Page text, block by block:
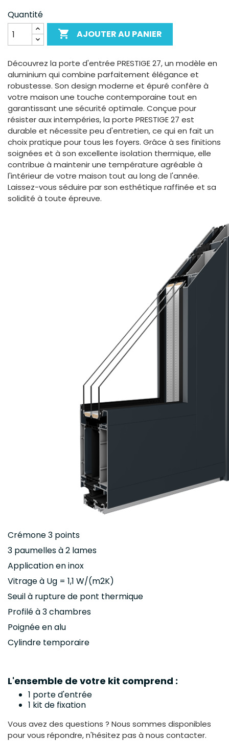
Quantité
 AJOUTER AU PANIER
Découvrez la porte d'entrée PRESTIGE 27, un modèle en
aluminium qui combine parfaitement élégance et
robustesse. Son design moderne et épuré confère à
votre maison une touche contemporaine tout en
garantissant une sécurité optimale. Conçue pour
résister aux intempéries, la porte PRESTIGE 27 est
durable et nécessite peu d'entretien, ce qui en fait un
choix pratique pour tous les foyers. Grâce à ses finitions
soignées et à son excellente isolation thermique, elle
contribue à maintenir une température agréable à
l'intérieur de votre maison tout au long de l'année.
Laissez-vous séduire par son esthétique raffinée et sa
solidité à toute épreuve.
Crémone 3 points
3 paumelles à 2 lames
Application en inox
Vitrage à Ug = 1,1 W/(m2K)
Seuil à rupture de pont thermique
Profilé à 3 chambres
Poignée en alu
Cylindre temporaire
L'ensemble de votre kit comprend :
1 porte d'entrée
1 kit de fixation
Vous avez des questions ? Nous sommes disponibles
pour vous répondre, n'hésitez pas à nous contacter.